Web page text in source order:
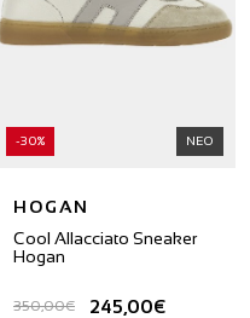
ΝΕΟ
-30%
HOGAN
Cool Allacciato Sneaker
Hogan
350,00€ 245,00€